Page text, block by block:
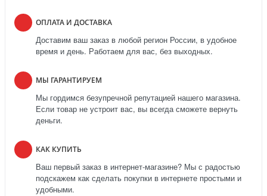
ОПЛАТА И ДОСТАВКА
Доставим ваш заказ в любой регион России, в удобное
время и день. Работаем для вас, без выходных.
МЫ ГАРАНТИРУЕМ
Мы гордимся безупречной репутацией нашего магазина.
Если товар не устроит вас, вы всегда сможете вернуть
деньги.
КАК КУПИТЬ
Ваш первый заказ в интернет-магазине? Мы с радостью
подскажем как сделать покупки в интернете простыми и
удобными.